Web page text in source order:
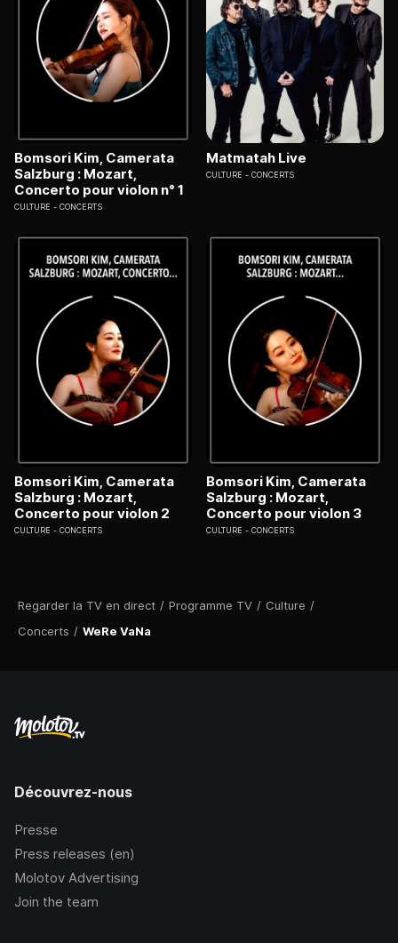
Regarder la TV en direct / Programme TV / Culture /
Concerts / WeRe VaNa
Bomsori Kim, Camerata
Salzburg : Mozart,
Concerto pour violon n° 1
CULTURE CONCERTS
Matmatah Live
CULTURE CONCERTS
Bomsori Kim, Camerata
Salzburg : Mozart,
Concerto pour violon 2
CULTURE CONCERTS
Bomsori Kim, Camerata
Salzburg : Mozart,
Concerto pour violon 3
CULTURE CONCERTS
Découvrez-nous
Presse
Press releases (en)
Molotov Advertising
Join the team